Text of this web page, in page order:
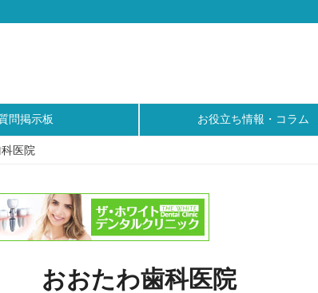
問掲示板 お役立ち情報・コラム
医院
おおたわ歯科医院